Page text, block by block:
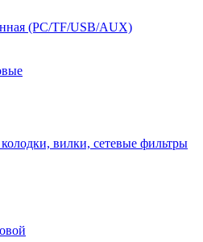
(PC/TF/USB/AUX)
вилки, сетевые фильтры